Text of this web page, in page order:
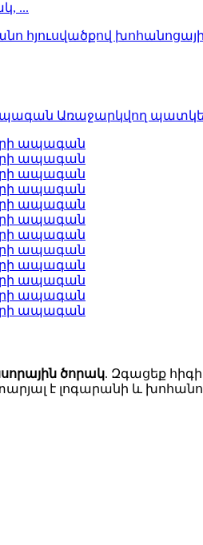
...
ծորակ. Զգացեք
է լոգարանի և